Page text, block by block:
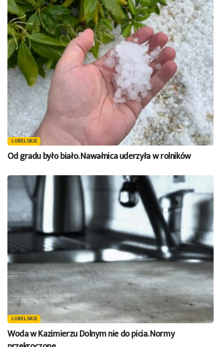
LUBELSKIE
Od gradu było biało. Nawałnica uderzyła w rolników
LUBELSKIE
Woda w Kazimierzu Dolnym nie do picia. Normy